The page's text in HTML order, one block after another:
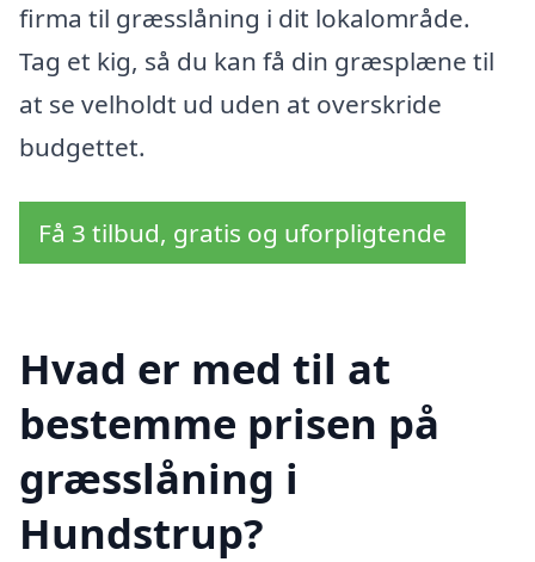
firma til græsslåning i dit lokalområde.
Tag et kig, så du kan få din græsplæne til
at se velholdt ud uden at overskride
budgettet.
Få 3 tilbud, gratis og uforpligtende
Hvad er med til at
bestemme prisen på
græsslåning i
Hundstrup?